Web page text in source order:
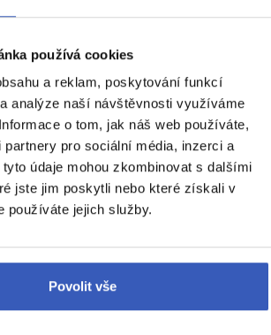
používá cookies
a reklam, poskytování funkcí
analýze naší návštěvnosti využíváme
o tom, jak náš web používáte,
pro sociální média, inzerci a
údaje mohou zkombinovat s dalšími
jste jim poskytli nebo které získali v
používáte jejich služby.
Povolit vše
2026 (10 dní / 9 nocí)
Ukaž